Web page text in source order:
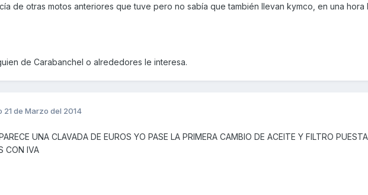
de otras motos anteriores que tuve pero no sabía que también llevan kymco, en una hora
de Carabanchel o alrededores le interesa.
21 de Marzo del 2014
UNA CLAVADA DE EUROS YO PASE LA PRIMERA CAMBIO DE ACEITE Y FILTRO
CON IVA